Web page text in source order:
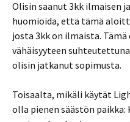
Olisin saanut 3kk ilmaisen
huomioida, että tämä
josta 3kk on ilmaista.
vähäisyyteen
olisin jatkanut sopimusta.
Toisaalta, mikäli käytät
olla pienen säästön